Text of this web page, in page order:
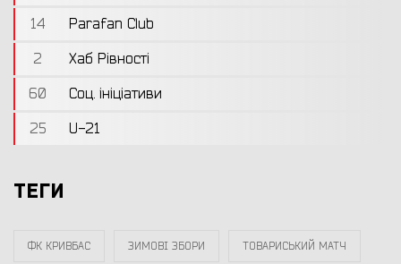
14
Parafan Club
2
Хаб Рівності
60
Соц. ініціативи
25
U-21
ТЕГИ
ФК КРИВБАС ЗИМОВІ ЗБОРИ ТОВАРИСЬКИЙ МАТЧ